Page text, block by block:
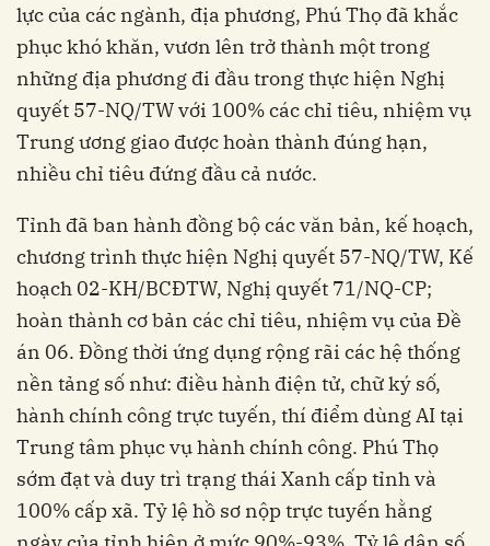
lực của các ngành, địa phương, Phú Thọ đã khắc
phục khó khăn, vươn lên trở thành một trong
những địa phương đi đầu trong thực hiện Nghị
quyết 57-NQ/TW với 100% các chỉ tiêu, nhiệm vụ
Trung ương giao được hoàn thành đúng hạn,
nhiều chỉ tiêu đứng đầu cả nước.
Tỉnh đã ban hành đồng bộ các văn bản, kế hoạch,
chương trình thực hiện Nghị quyết 57-NQ/TW, Kế
hoạch 02-KH/BCĐTW, Nghị quyết 71/NQ-CP;
hoàn thành cơ bản các chỉ tiêu, nhiệm vụ của Đề
án 06. Đồng thời ứng dụng rộng rãi các hệ thống
nền tảng số như: điều hành điện tử, chữ ký số,
hành chính công trực tuyến, thí điểm dùng AI tại
Trung tâm phục vụ hành chính công. Phú Thọ
sớm đạt và duy trì trạng thái Xanh cấp tỉnh và
100% cấp xã. Tỷ lệ hồ sơ nộp trực tuyến hằng